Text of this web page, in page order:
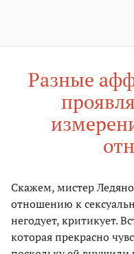
Разные
Скажем, мистер
отношению к
негодует, критикует.
которая прекрасно